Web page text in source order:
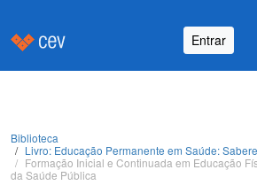
Entrar
Biblioteca
Livro: Educação Permanente em Saúde:
Formação Inicial e Continuada em Educação
da Saúde Pública